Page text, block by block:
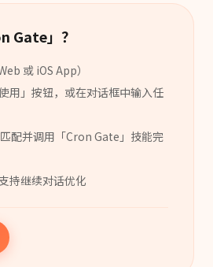
Gate」？
或 iOS App）
用」按钮，或在对话框中输入任
配并调用「Cron Gate 」 技能完
持继续对话优化